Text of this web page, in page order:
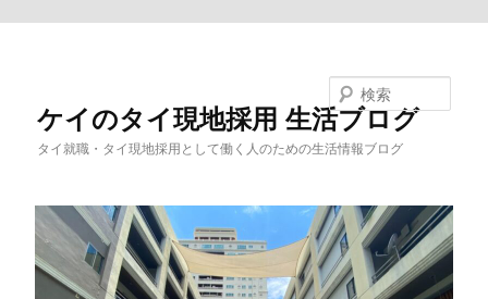
ケイのタイ現地採用 生活ブログ
タイ就職・タイ現地採用として働く人のための生活情報ブログ